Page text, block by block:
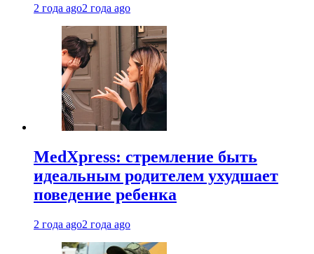
2 года ago2 года ago
MedXpress: стремление быть
идеальным родителем ухудшает
поведение ребенка
2 года ago2 года ago